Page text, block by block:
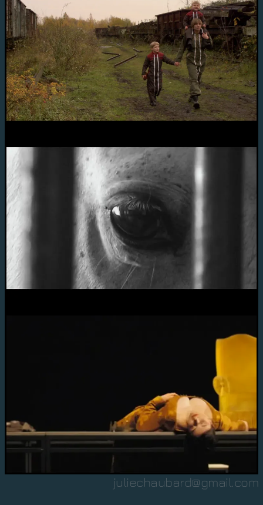
juliechaubard@gmail.com